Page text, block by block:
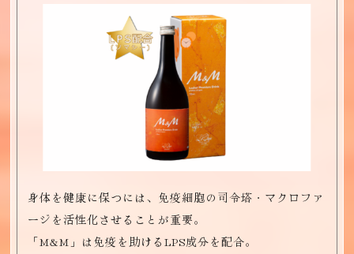
身体を健康に保つには、免疫細胞の司令塔・マクロファ
ージを活性化させることが重要。
「M&M」は免疫を助けるLPS成分を配合。